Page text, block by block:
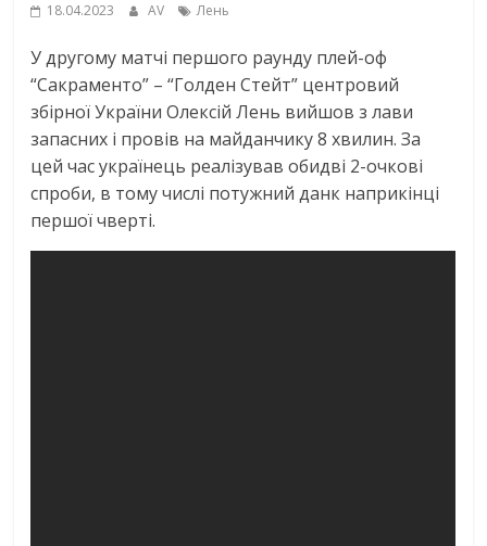
18.04.2023 AV Лень
У другому матчі першого раунду плей-оф
“Сакраменто” – “Голден Стейт” центровий
збірної України Олексій Лень вийшов з лави
запасних і провів на майданчику 8 хвилин. За
цей час українець реалізував обидві 2-очкові
спроби, в тому числі потужний данк наприкінці
першої чверті.